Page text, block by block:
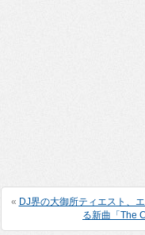
« DJ界の大御所ティエスト、
る新曲「The